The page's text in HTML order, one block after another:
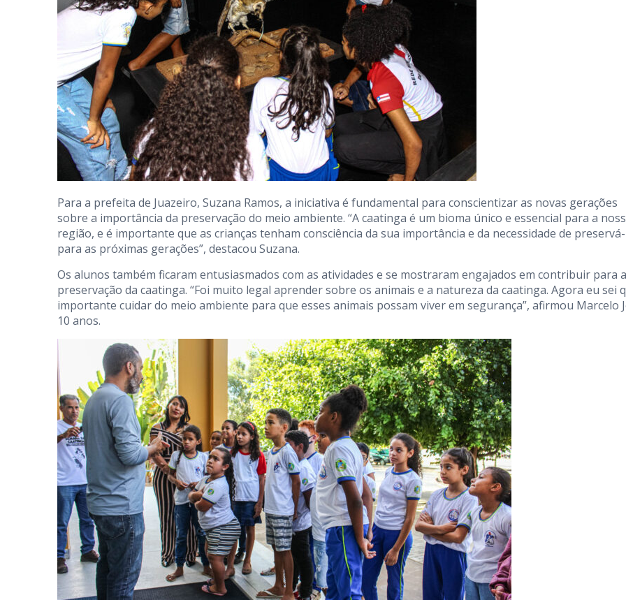
Para a prefeita de Juazeiro, Suzana Ramos, a iniciativa é fundamental para conscientizar as novas gerações
sobre a importância da preservação do meio ambiente. “A caatinga é um bioma único e essencial para a
região, e é importante que as crianças tenham consciência da sua importância e da necessidade de
para as próximas gerações”, destacou Suzana.
Os alunos também ficaram entusiasmados com as atividades e se mostraram engajados em contribuir para a
preservação da caatinga. “Foi muito legal aprender sobre os animais e a natureza da caatinga. Agora eu sei
importante cuidar do meio ambiente para que esses animais possam viver em segurança”, afirmou Marcelo
10 anos.